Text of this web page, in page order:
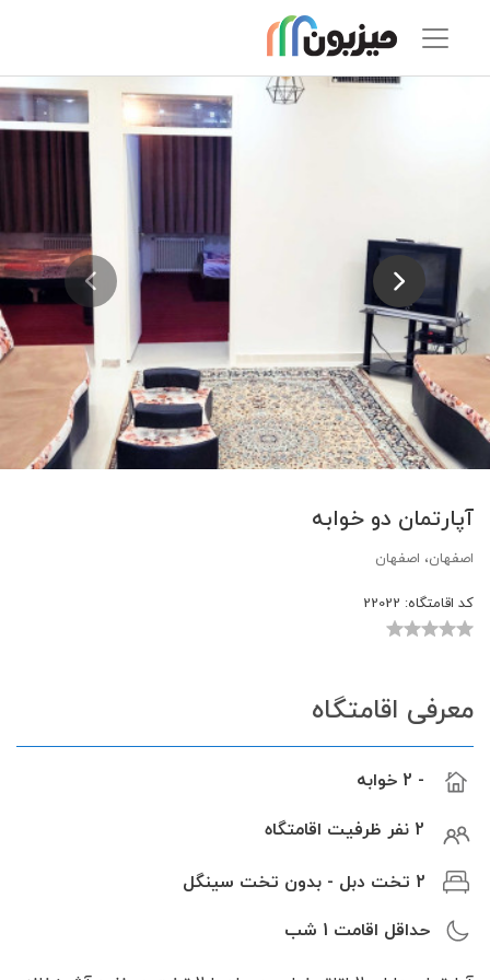
آپارتمان دو خوابه
اصفهان، اصفهان
کد اقامتگاه:
معرفی اقامتگاه
- 2 خوابه
2 نفر ظرفیت اقامتگاه
2 تخت دبل - بدون تخت سینگل
حداقل اقامت 1 شب